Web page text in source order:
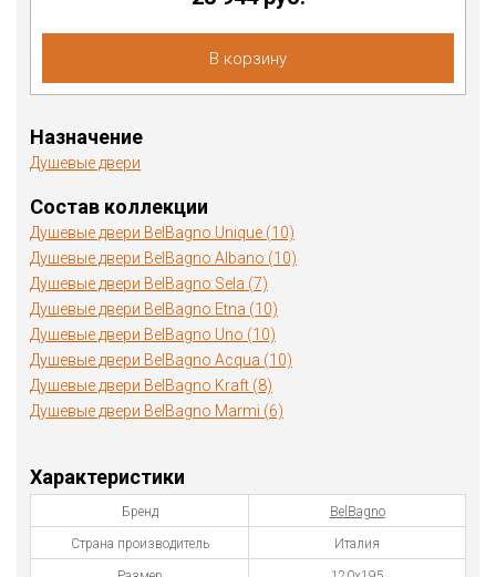
В корзину
Назначение
Душевые двери
Состав коллекции
Душевые двери BelBagno Unique (10)
Душевые двери BelBagno Albano (10)
Душевые двери BelBagno Sela (7)
Душевые двери BelBagno Etna (10)
Душевые двери BelBagno Uno (10)
Душевые двери BelBagno Acqua (10)
Душевые двери BelBagno Kraft (8)
Душевые двери BelBagno Marmi (6)
Характеристики
Бренд BelBagno
Страна производитель Италия